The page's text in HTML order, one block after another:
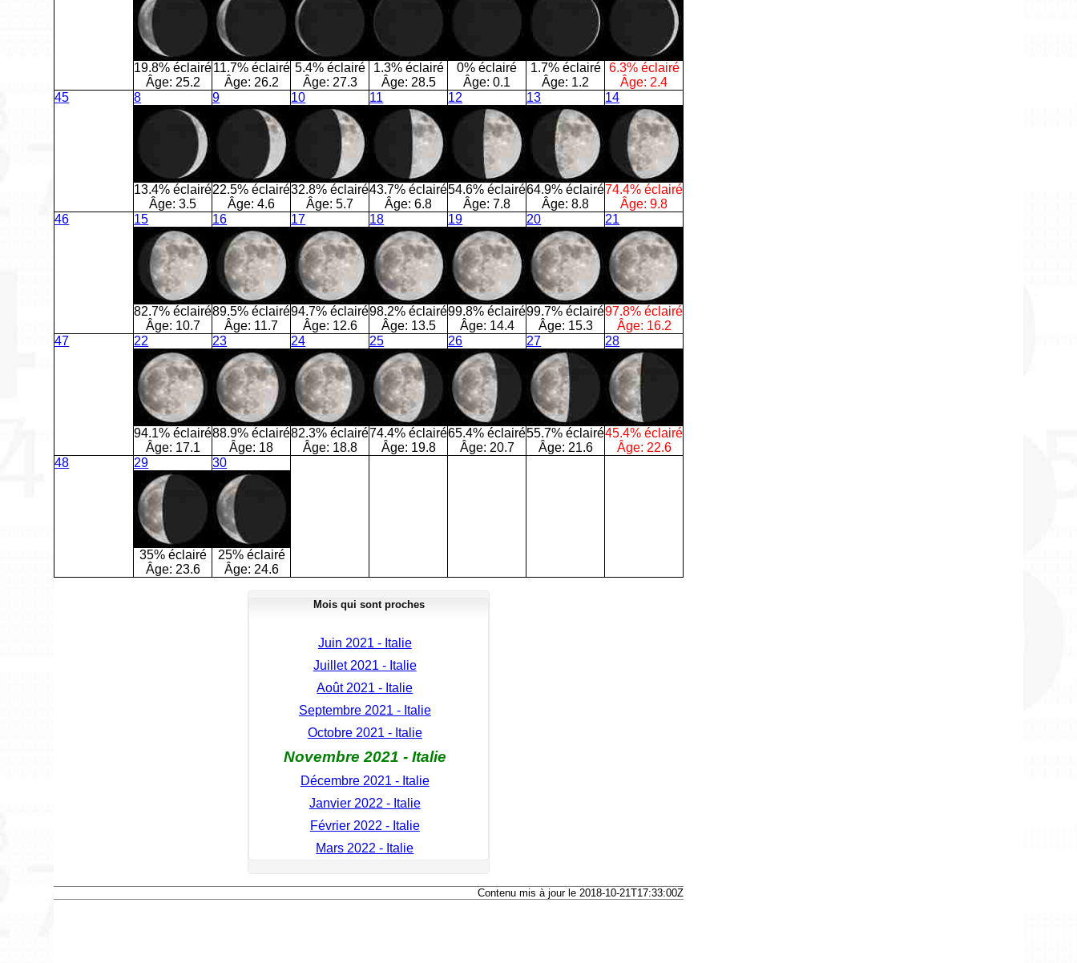
19.8% éclairé
Âge: 25.2
11.7% éclairé
Âge: 26.2
5.4% éclairé
Âge: 27.3
1.3% éclairé
Âge: 28.5
0% éclairé
Âge: 0.1
1.7% éclairé
Âge: 1.2
6.3% éclairé
Âge: 2.4
45
8
13.4% éclairé
Âge: 3.5
9
22.5% éclairé
Âge: 4.6
10
32.8% éclairé
Âge: 5.7
11
43.7% éclairé
Âge: 6.8
12
54.6% éclairé
Âge: 7.8
13
64.9% éclairé
Âge: 8.8
14
74.4% éclairé
Âge: 9.8
46
15
82.7% éclairé
Âge: 10.7
16
89.5% éclairé
Âge: 11.7
17
94.7% éclairé
Âge: 12.6
18
98.2% éclairé
Âge: 13.5
19
99.8% éclairé
Âge: 14.4
20
99.7% éclairé
Âge: 15.3
21
97.8% éclairé
Âge: 16.2
47
22
94.1% éclairé
Âge: 17.1
23
88.9% éclairé
Âge: 18
24
82.3% éclairé
Âge: 18.8
25
74.4% éclairé
Âge: 19.8
26
65.4% éclairé
Âge: 20.7
27
55.7% éclairé
Âge: 21.6
28
45.4% éclairé
Âge: 22.6
48
29
35% éclairé
Âge: 23.6
30
25% éclairé
Âge: 24.6
Mois qui sont proches
Juin 2021 - Italie
Juillet 2021 - Italie
Août 2021 - Italie
Septembre 2021 - Italie
Octobre 2021 - Italie
Novembre 2021 - Italie
Décembre 2021 - Italie
Janvier 2022 - Italie
Février 2022 - Italie
Mars 2022 - Italie
Contenu mis à jour le 2018-10-21T17:33:00Z